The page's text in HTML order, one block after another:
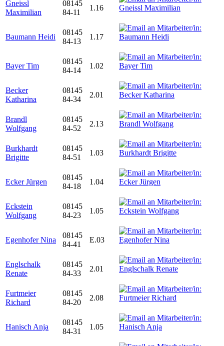
Gneissl
Maximilian
08145
84-11
1.16
Baumann Heidi
08145
84-13
1.17
Bayer Tim
08145
84-14
1.02
Becker
Katharina
08145
84-34
2.01
Brandl
Wolfgang
08145
84-52
2.13
Burkhardt
Brigitte
08145
84-51
1.03
Ecker Jürgen
08145
84-18
1.04
Eckstein
Wolfgang
08145
84-23
1.05
Egenhofer Nina
08145
84-41
E.03
Englschalk
Renate
08145
84-33
2.01
Furtmeier
Richard
08145
84-20
2.08
Hanisch Anja
08145
84-31
1.05